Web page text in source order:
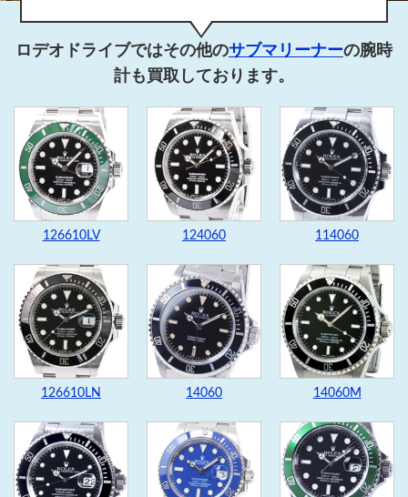
ロデオドライブではその他のサブマリーナーの腕時
計も買取しております。
126610LV 124060 114060
126610LN 14060 14060M